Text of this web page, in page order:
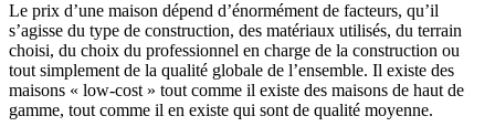
Le prix d’une maison dépend d’énormément de facteurs, qu’il
s’agisse du type de construction, des matériaux utilisés, du terrain
choisi, du choix du professionnel en charge de la construction ou
tout simplement de la qualité globale de l’ensemble. Il existe des
maisons « low-cost » tout comme il existe des maisons de haut de
gamme, tout comme il en existe qui sont de qualité moyenne.